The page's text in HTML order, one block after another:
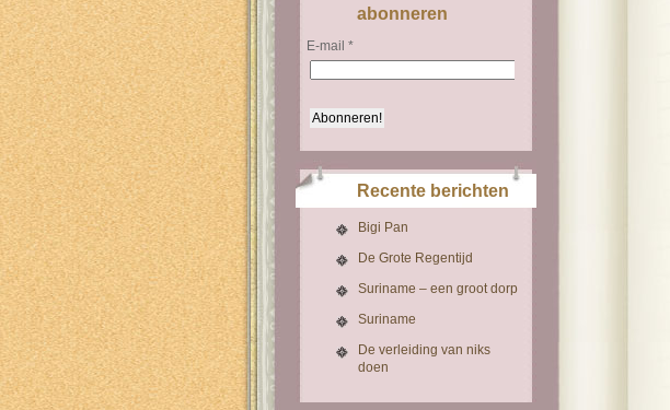
abonneren
E-mail *
Recente berichten
Bigi Pan
De Grote Regentijd
Suriname – een groot dorp
Suriname
De verleiding van niks
doen